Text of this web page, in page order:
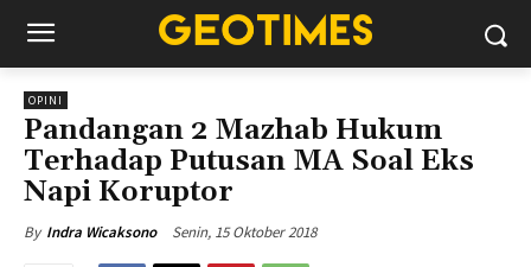
OPINI
Pandangan 2 Mazhab Hukum
Terhadap Putusan MA Soal Eks
Napi Koruptor
By Indra Wicaksono Senin, 15 Oktober 2018